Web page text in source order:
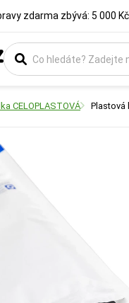
zdarma zbývá: 5 000 Kč
CELOPLASTOVÁ Plastová